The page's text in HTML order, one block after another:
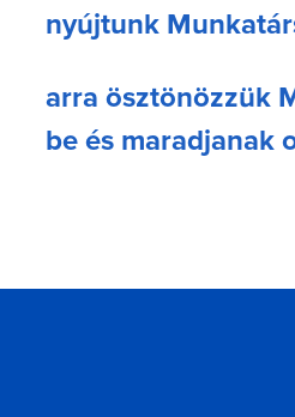
nyújtunk
arra ösztönözzük
be és maradjanak